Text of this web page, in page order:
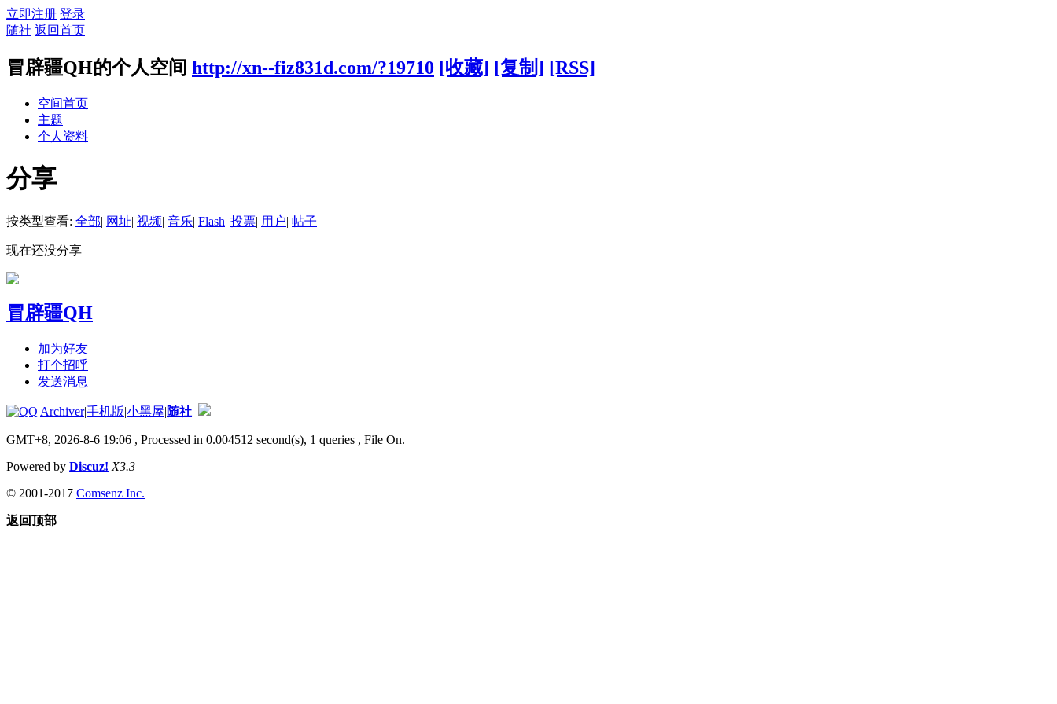
立即注册 登录
随社 返回首页
冒辟疆QH的个人空间 http://xn--fiz831d.com/?19710 [收藏] [复制] [RSS]
空间首页
主题
个人资料
分享
按类型查看: 全部| 网址| 视频| 音乐| Flash| 投票| 用户| 帖子
现在还没分享
冒辟疆QH
加为好友
打个招呼
发送消息
|Archiver|手机版|小黑屋|随社
GMT+8, 2026-8-6 19:06 , Processed in 0.004512 second(s), 1 queries , File On.
Powered by Discuz! X3.3
© 2001-2017 Comsenz Inc.
返回顶部